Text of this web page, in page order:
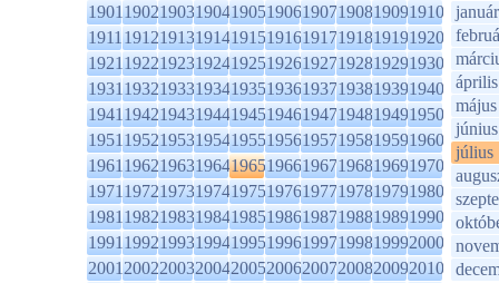
1901190219031904190519061907190819091910
1911191219131914191519161917191819191920
1921192219231924192519261927192819291930
1931193219331934193519361937193819391940
1941194219431944194519461947194819491950
1951195219531954195519561957195819591960
1961196219631964196519661967196819691970
1971197219731974197519761977197819791980
1981198219831984198519861987198819891990
1991199219931994199519961997199819992000
2001200220032004200520062007200820092010
január
április
május
június
július